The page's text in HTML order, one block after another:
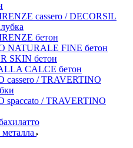
cassero / DECORSIL
бетон
NATURALE FINE бетон
SKIN бетон
CALCE бетон
cassero / TRAVERTINO
spaccato / TRAVERTINO